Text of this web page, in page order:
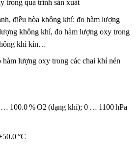
trong quá trình sản xuất
điều hòa không khí: đo hàm lượng
không khí, đo hàm lượng oxy trong
khí kín…
hàm lượng oxy trong các chai khí nén
100.0 % O2 (dạng khí); 0 … 1100 hPa
°C